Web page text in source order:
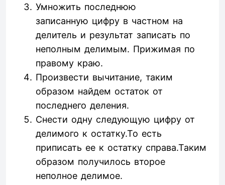
Умножить последнюю
записанную цифру в частном на
делитель и результат записать по
неполным делимым. Прижимая по
правому краю.
Произвести вычитание, таким
образом найдем остаток от
последнего деления.
Снести одну следующую цифру от
делимого к остатку.То есть
приписать ее к остатку справа.Таким
образом получилось второе
неполное делимое.